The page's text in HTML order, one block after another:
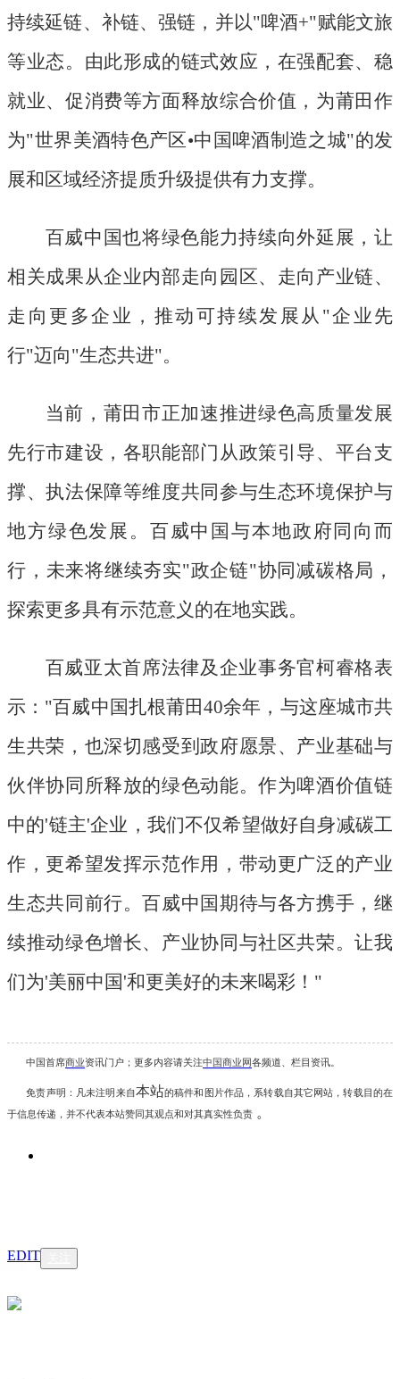
持续延链、补链、强链，并以"啤酒+"赋能文旅
等业态。由此形成的链式效应，在强配套、稳
就业、促消费等方面释放综合价值，为莆田作
为"世界美酒特色产区•中国啤酒制造之城"的发
展和区域经济提质升级提供有力支撑。
百威中国也将绿色能力持续向外延展，让
相关成果从企业内部走向园区、走向产业链、
走向更多企业，推动可持续发展从 "企业先
行"迈向"生态共进"。
当前，莆田市正加速推进绿色高质量发展
先行市建设，各职能部门从政策引导、平台支
撑、执法保障等维度共同参与生态环境保护与
地方绿色发展。百威中国与本地政府同向而
行，未来将继续夯实"政企链"协同减碳格局，
探索更多具有示范意义的在地实践。
百威亚太首席法律及企业事务官柯睿格表
示： "百威中国扎根莆田40余年，与这座城市共
生共荣，也深切感受到政府愿景、产业基础与
伙伴协同所释放的绿色动能。作为啤酒价值链
中的'链主'企业，我们不仅希望做好自身减碳工
作，更希望发挥示范作用，带动更广泛的产业
生态共同前行。百威中国期待与各方携手，继
续推动绿色增长、产业协同与社区共荣。让我
们为'美丽中国'和更美好的未来喝彩！"
中国首席商业资讯门户；更多内容请关注中国商业网各频道、栏目资讯
免责声明：凡未注明 来自本站的稿件和图片作品，系转载自其它网站，转载目的在
于信息传递，并不代表本站赞同其观点和对其真实性负责 。
EDIT